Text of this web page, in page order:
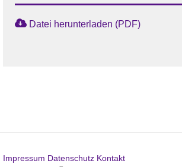
Datei herunterladen (PDF)
Impressum Datenschutz Kontakt